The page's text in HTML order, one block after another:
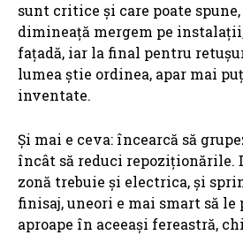
sunt critice și care poate
dimineață mergem pe
fațadă, iar la final pentru
lumea știe ordinea, apar mai
inventate.
Și mai e ceva: încearcă să
încât să reduci repoziționările.
zonă trebuie și electrica, și
finisaj, uneori e mai smart să le
aproape în aceeași fereastră,